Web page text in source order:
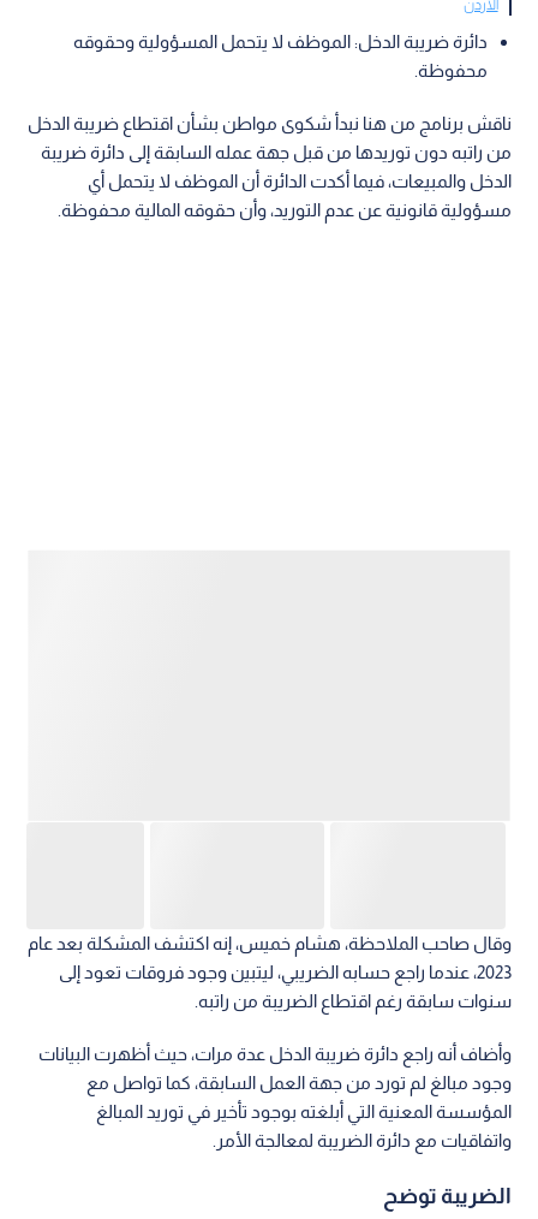
الأردن
دائرة ضريبة الدخل: الموظف لا يتحمل المسؤولية وحقوقه
محفوظة.
ناقش برنامج من هنا نبدأ شكوى مواطن بشأن اقتطاع ضريبة الدخل
من راتبه دون توريدها من قبل جهة عمله السابقة إلى دائرة ضريبة
الدخل والمبيعات، فيما أكدت الدائرة أن الموظف لا يتحمل أي
مسؤولية قانونية عن عدم التوريد، وأن حقوقه المالية محفوظة.
وقال صاحب الملاحظة، هشام خميس، إنه اكتشف المشكلة بعد عام
2023، عندما راجع حسابه الضريبي، ليتبين وجود فروقات تعود إلى
سنوات سابقة رغم اقتطاع الضريبة من راتبه.
وأضاف أنه راجع دائرة ضريبة الدخل عدة مرات، حيث أظهرت البيانات
وجود مبالغ لم تورد من جهة العمل السابقة، كما تواصل مع
المؤسسة المعنية التي أبلغته بوجود تأخير في توريد المبالغ
واتفاقيات مع دائرة الضريبة لمعالجة الأمر.
الضريبة توضح